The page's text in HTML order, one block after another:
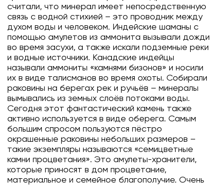
считали, что минерал имеет непосредственную
связь с водной стихией – это проводник между
духом воды и человеком. Индейские шаманы с
помощью амулетов из аммонита вызывали дожди
во время засухи, а также искали подземные реки
и водные источники. Канадские индейцы
называли аммониты «камнями бизонов» и носили
их в виде талисманов во время охоты. Собирали
раковины на берегах рек и ручьёв – минералы
вымывались из земных слоёв потоками воды.
Сегодня этот фантастический камень также
активно используется в виде оберега. Самым
большим спросом пользуются пёстро
окрашенные раковины небольших размеров –
такие экземпляры называются «семицветные
камни процветания». Это амулеты-хранители,
которые приносят в дом процветание,
материальное и семейное благополучие. Очень